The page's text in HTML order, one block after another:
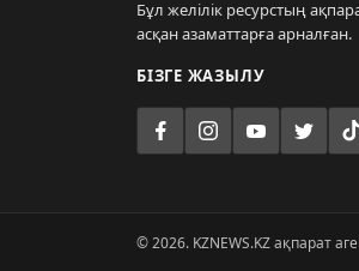
Бұл желілік ресурстың
асқан азаматтарға арналған.
БІЗГЕ ЖАЗЫЛУ
© 2026. KZNEWS.KZ ақпарат